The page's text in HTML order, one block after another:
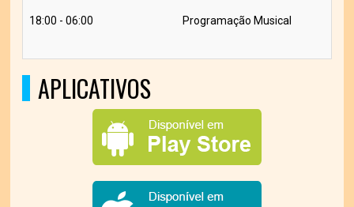
18:00 - 06:00 Programação Musical
APLICATIVOS